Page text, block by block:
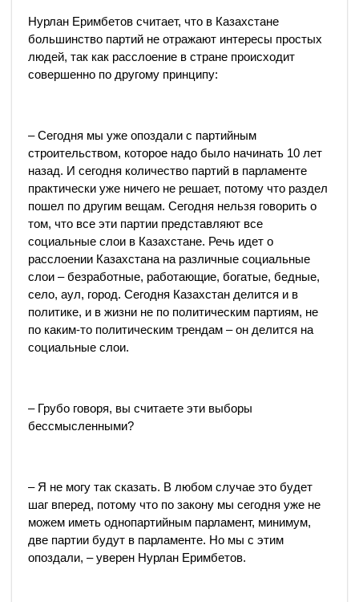
Нурлан Еримбетов считает, что в Казахстане
большинство партий не отражают интересы простых
людей, так как расслоение в стране происходит
совершенно по другому принципу:
– Сегодня мы уже опоздали с партийным
строительством, которое надо было начинать 10 лет
назад. И сегодня количество партий в парламенте
практически уже ничего не решает, потому что раздел
пошел по другим вещам. Сегодня нельзя говорить о
том, что все эти партии представляют все
социальные слои в Казахстане. Речь идет о
расслоении Казахстана на различные социальные
слои – безработные, работающие, богатые, бедные,
село, аул, город. Сегодня Казахстан делится и в
политике, и в жизни не по политическим партиям, не
по каким-то политическим трендам – он делится на
социальные слои.
– Грубо говоря, вы считаете эти выборы
бессмысленными?
– Я не могу так сказать. В любом случае это будет
шаг вперед, потому что по закону мы сегодня уже не
можем иметь однопартийным парламент, минимум,
две партии будут в парламенте. Но мы с этим
опоздали, – уверен Нурлан Еримбетов.